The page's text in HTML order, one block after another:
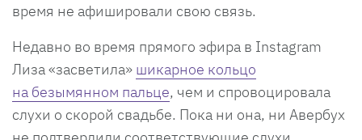
время не афишировали свою связь.
Недавно во время прямого эфира в Instagram
Лиза «засветила» шикарное кольцо
на безымянном пальце, чем и спровоцировала
слухи о скорой свадьбе. Пока ни она, ни Авербух